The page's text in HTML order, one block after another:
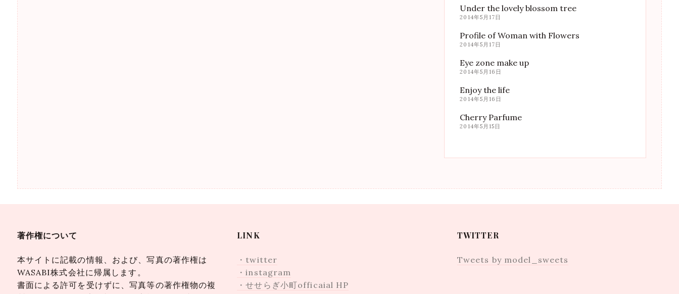
Under the lovely blossom tree
2014年5月17日
Profile of Woman with Flowers
2014年5月17日
Eye zone make up
2014年5月16日
Enjoy the life
2014年5月16日
Cherry Parfume
2014年5月15日
著作権について
本サイトに記載の情報、および、写真の著作権は
WASABI株式会社に帰属します。
書面による許可を受けずに、写真等の著作権物の複
LINK
・twitter
・instagram
・せせらぎ小町officaial HP
TWITTER
Tweets by model_sweets